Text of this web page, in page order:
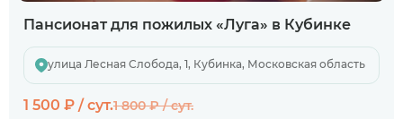
Пансионат для пожилых «Луга» в Кубинке
улица Лесная Слобода, 1, Кубинка, Московская область
1 500 ₽ / сут.1 800 ₽ / сут.